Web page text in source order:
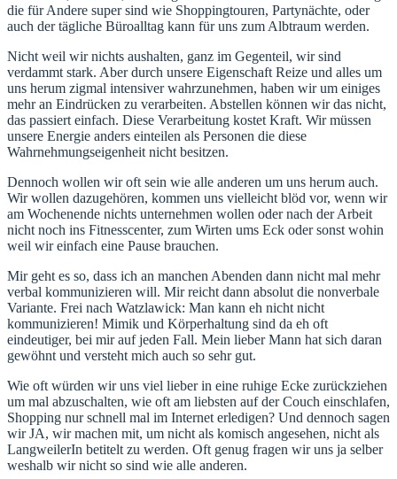
die für Andere super sind wie Shoppingtouren, Partynächte, oder
auch der tägliche Büroalltag kann für uns zum Albtraum werden.
Nicht weil wir nichts aushalten, ganz im Gegenteil, wir sind
verdammt stark. Aber durch unsere Eigenschaft Reize und alles um
uns herum zigmal intensiver wahrzunehmen, haben wir um einiges
mehr an Eindrücken zu verarbeiten. Abstellen können wir das nicht,
das passiert einfach. Diese Verarbeitung kostet Kraft. Wir müssen
unsere Energie anders einteilen als Personen die diese
Wahrnehmungseigenheit nicht besitzen.
Dennoch wollen wir oft sein wie alle anderen um uns herum auch.
Wir wollen dazugehören, kommen uns vielleicht blöd vor, wenn wir
am Wochenende nichts unternehmen wollen oder nach der Arbeit
nicht noch ins Fitnesscenter, zum Wirten ums Eck oder sonst wohin
weil wir einfach eine Pause brauchen.
Mir geht es so, dass ich an manchen Abenden dann nicht mal mehr
verbal kommunizieren will. Mir reicht dann absolut die nonverbale
Variante. Frei nach Watzlawick: Man kann eh nicht nicht
kommunizieren! Mimik und Körperhaltung sind da eh oft
eindeutiger, bei mir auf jeden Fall. Mein lieber Mann hat sich daran
gewöhnt und versteht mich auch so sehr gut.
Wie oft würden wir uns viel lieber in eine ruhige Ecke zurückziehen
um mal abzuschalten, wie oft am liebsten auf der Couch einschlafen,
Shopping nur schnell mal im Internet erledigen? Und dennoch sagen
wir JA, wir machen mit, um nicht als komisch angesehen, nicht als
LangweilerIn betitelt zu werden. Oft genug fragen wir uns ja selber
weshalb wir nicht so sind wie alle anderen.